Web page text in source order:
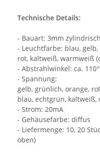
Technische Details:
- Bauart: 3mm
- Leuchtfarbe: blau,
rot, kaltweiß, warmweiß
- Abstrahlwinkel: ca. 110°
- Spannung:
gelb, grünlich, orange,
blau, echtgrün, kaltweiß,
- Strom: 20mA
- Gehäusefarbe: diffus
- Liefermenge: 10, 20
oben)